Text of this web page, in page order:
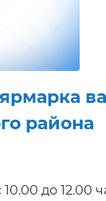
района
до 12.00